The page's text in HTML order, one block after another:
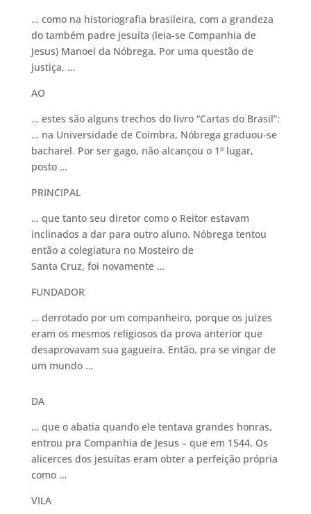
… como na historiografia brasileira, com a grandeza
do também padre jesuíta (leia-se Companhia de
Jesus) Manoel da Nóbrega. Por uma questão de
justiça, …
AO
… estes são alguns trechos do livro “Cartas do Brasil”:
… na Universidade de Coimbra, Nóbrega graduou-se
bacharel. Por ser gago, não alcançou o 1º lugar,
posto …
PRINCIPAL
… que tanto seu diretor como o Reitor estavam
inclinados a dar para outro aluno. Nóbrega tentou
então a colegiatura no Mosteiro de
Santa Cruz, foi novamente …
FUNDADOR
… derrotado por um companheiro, porque os juízes
eram os mesmos religiosos da prova anterior que
desaprovavam sua gagueira. Então, pra se vingar de
um mundo …
DA
… que o abatia quando ele tentava grandes honras,
entrou pra Companhia de Jesus – que em 1544. Os
alicerces dos jesuítas eram obter a perfeição própria
como …
VILA